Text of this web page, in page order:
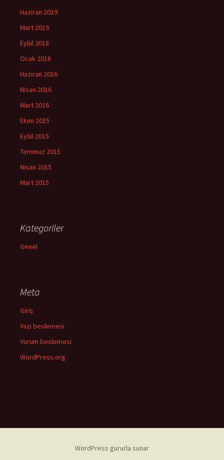
Haziran 2019
Mart 2019
Eylül 2018
Ocak 2018
Haziran 2016
Nisan 2016
Mart 2016
Ekim 2015
Eylül 2015
Temmuz 2015
Nisan 2015
Mart 2015
Kategoriler
Genel
Meta
Giriş
Yazı beslemesi
Yorum beslemesi
WordPress.org
WordPress gururla sunar